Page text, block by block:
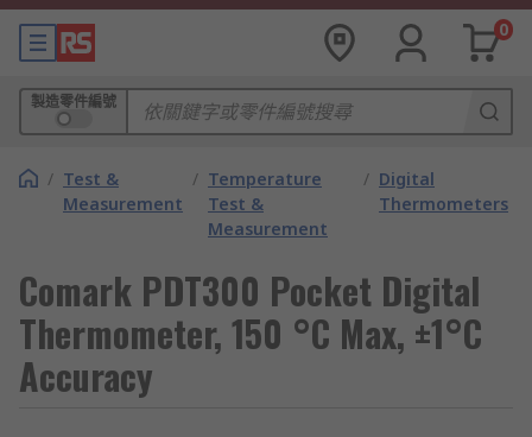
0
製造零件編號
/ Test &
Measurement
/ Temperature
Test &
Measurement
/ Digital
Thermometers
Comark PDT300 Pocket Digital
Thermometer, 150 °C Max, ±1°C
Accuracy